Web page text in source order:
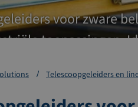
voor zware
toepassingen.
Telescoopgeleiders en